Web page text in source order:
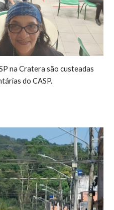
na Cratera são custeadas
do CASP.